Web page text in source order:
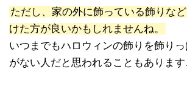
ただし、家の外に飾っている飾りな
けた方が良いかもしれませんね。
いつまでもハロウィンの飾りを飾り
がない人だと思われることもあります